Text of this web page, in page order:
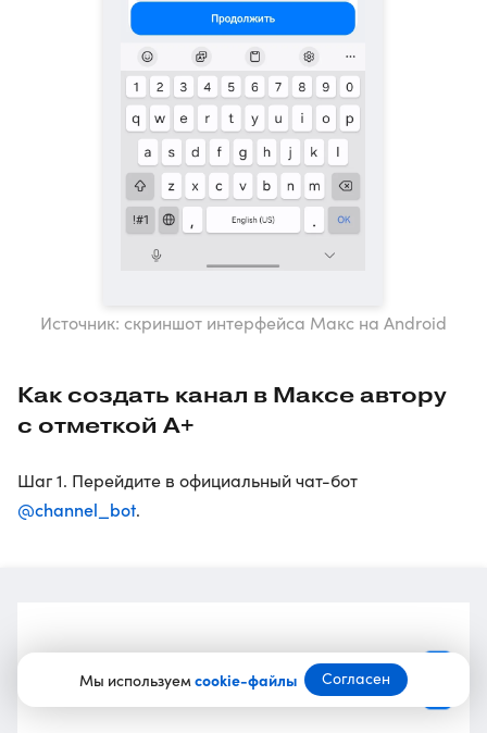
Мы используемcookie-файлы Согласен
Источник: скриншот интерфейса Макс на Android
Как создать канал в Максе автору
с отметкой А+
Шаг 1. Перейдите в официальный чат-бот
@channel_bot.